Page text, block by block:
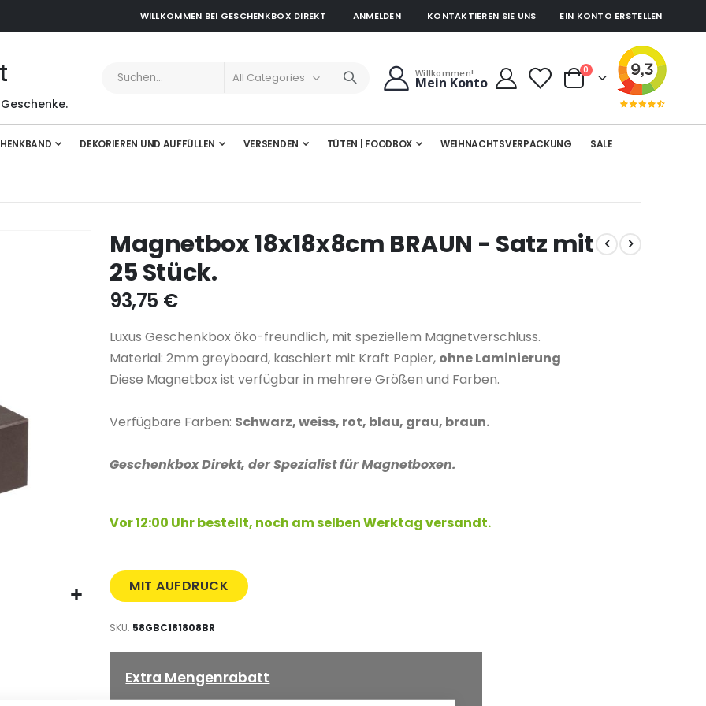
WILLKOMMEN BEI GESCHENKBOX DIREKT ANMELDEN KONTAKTIEREN SIE UNS EIN KONTO ERSTELLEN
Willkommen!
Mein Konto Cart
0Artikel
DEKORIEREN UND AUFFÜLLEN VERSENDEN TÜTEN | FOODBOX WEIHNACHTSVERPACKUNG SALE
Magnetbox 18x18x8cm BRAUN - Satz mit
25 Stück.
93,75 €
Luxus Geschenkbox öko-freundlich, mit speziellem Magnetverschluss.
Material: 2mm greyboard, kaschiert mit Kraft Papier, ohne Laminierung
Diese Magnetbox ist verfügbar in mehrere Größen und Farben.
Verfügbare Farben: Schwarz, weiss, rot, blau, grau, braun.
Geschenkbox Direkt, der Spezialist für Magnetboxen.
Vor 12:00 Uhr bestellt, noch am selben Werktag versandt.
MIT AUFDRUCK
SKU 58GBC181808BR
Extra Mengenrabatt